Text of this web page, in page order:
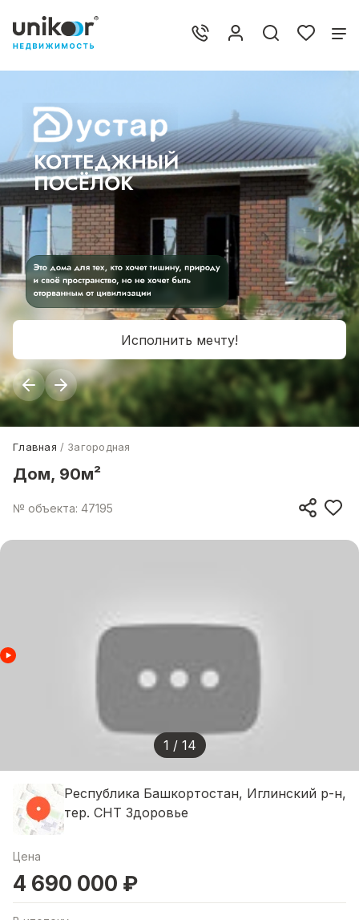
Исполнить мечту!
Главная Загородная
Дом, 90м²
№ объекта: 47195
1 / 14
Республика Башкортостан, Иглинский р-н,
тер. СНТ Здоровье
Цена
4 690 000 ₽